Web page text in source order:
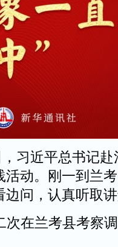
习近平总书记赴
活动。刚一到兰
问，认真听取
在兰考县考察